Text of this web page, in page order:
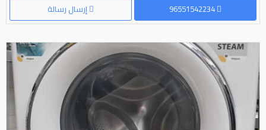
إرسال رسالة